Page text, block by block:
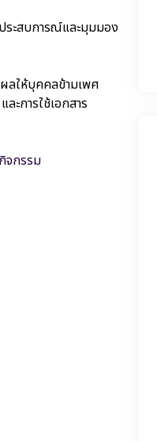
ระสบการณ์และมุมมอง
ลให้บุคคลข้ามเพศ
ะการใช้เอกสาร
จกรรม